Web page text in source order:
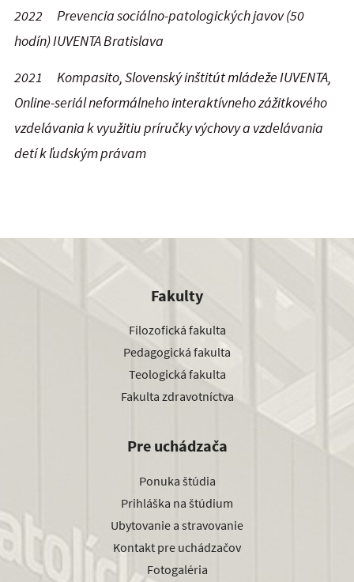
2022 Prevencia sociálno-patologických javov (50
hodín) IUVENTA Bratislava
2021 Kompasito, Slovenský inštitút mládeže IUVENTA,
Online-seriál neformálneho interaktívneho zážitkového
vzdelávania k využitiu príručky výchovy a vzdelávania
detí k ľudským právam
Fakulty
Filozofická fakulta
Pedagogická fakulta
Teologická fakulta
Fakulta zdravotníctva
Pre uchádzača
Ponuka štúdia
Prihláška na štúdium
Ubytovanie a stravovanie
Kontakt pre uchádzačov
Fotogaléria